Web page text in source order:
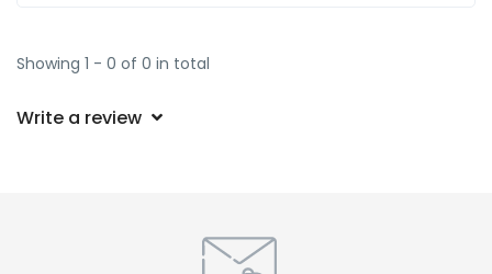
Showing 1 - 0 of 0 in total
Write a review